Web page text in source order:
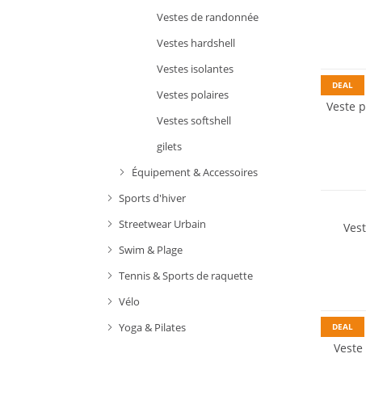
Vestes de randonnée
Vestes hardshell
Vestes isolantes
Vestes polaires
Vestes softshell
gilets
Équipement & Accessoires
Sports d'hiver
Streetwear Urbain
Swim & Plage
Tennis & Sports de raquette
Vélo
Yoga & Pilates
DEAL
Veste
DEAL